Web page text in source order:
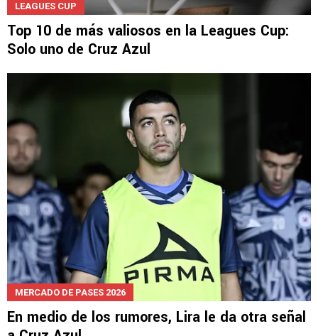
LEAGUES CUP
Top 10 de más valiosos en la Leagues Cup:
Solo uno de Cruz Azul
MERCADO DE PASES 2026
En medio de los rumores, Lira le da otra señal